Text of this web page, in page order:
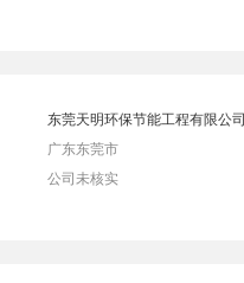
东莞天明环保节能工程有限公司
广东东莞市
公司未核实